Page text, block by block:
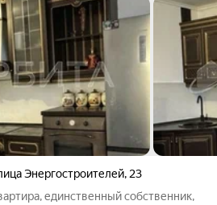
Энергостроителей, 23
единственный собственник,